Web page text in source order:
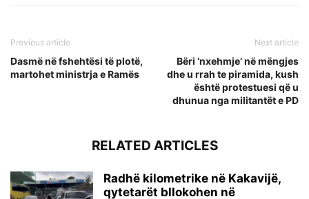
Previous article
Dasmë në fshehtësi të plotë,
martohet ministrja e Ramës
Next article
Bëri ‘nxehmje’ në mëngjes
dhe u rrah te piramida, kush
është protestuesi që u
dhunua nga militantët e PD
RELATED ARTICLES
Radhë kilometrike në Kakavijë,
qytetarët bllokohen në